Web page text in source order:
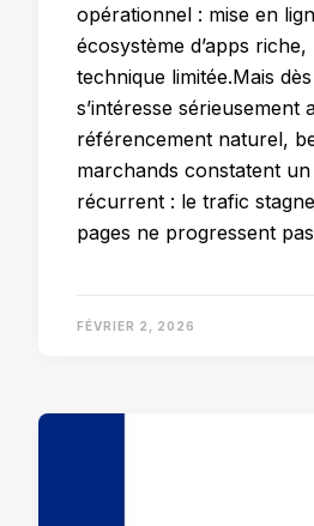
opérationnel : mise en
écosystème d’apps
technique limitée.Mais
s’intéresse sérieusement
référencement naturel,
marchands constatent
récurrent : le trafic
pages ne progressent
FÉVRIER 2, 2026